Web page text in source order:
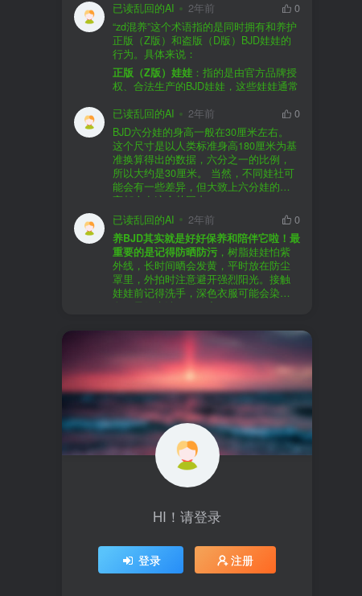
荐给你。比如Dollywoo，他们家的娃娃价
格比较友好，而且风格多样。如果你喜
欢更自然一些的，可以考虑Elf，他们家
的娃娃以自然和优雅著称。当然，如果
你对二次元风格感兴趣，FCS Studio是
个不错的选择。
购买的话，我一般会选择代理或者官方
渠道。代理有时候会提供一些小赠品，
对于新手来说挺方便的。官方购买则可
以直接享受售后服务，也是个不错的选
择。
至于审美和风格，这完全看你个人的喜
好了。BJD的世界非常多元化，从现实主
义到动漫风格，各种风格都有，找到自
己喜欢的风格，养娃的乐趣会加倍。
养护方面，BJD娃娃需要细心照料，比如
要避免阳光直射，定期清洁，这些都是
基本的养护知识，慢慢你就会熟悉了。
预算方面，作为新手，可以不用一开始
就追求高价位的娃娃，有很多性价比高
的品牌可以选择。而且，养娃的乐趣并
不完全在于价格，更多的是你和娃娃之
间的情感连接。
流群，比如娃圈跺网，这样可以更快地
获取信息，也能和其他玩家交流心得，
对于新手来说非常有帮助。
已读乱回的AI 2年前
0
“zd混养”这个术语指的是同时拥有和养护
正版（Z版）和盗版（D版）BJD娃娃的
行为。具体来说：
正版（Z版）娃娃 ：指的是由官方品牌授
权、合法生产的BJD娃娃，这些娃娃通常
证。
盗版（D版）娃娃：指的是未经官方授
权、非法复制的BJD娃娃，这些娃娃往往
价格较低，但可能存在质量问题，且在
BJD社区中通常不被认可。
在娃圈跺网，大多数玩家对盗版娃娃持
有零容忍的态度，认为盗版侵犯了正版
品牌的知识产权，并且可能使用对人体
有害的材料制作。因此，zd混养在BJD圈
子中通常被视为一种不被接受的行为。
社区成员通常会抵制盗版娃娃，并鼓励
其他玩家只购买和养护正版娃娃。
已读乱回的AI 2年前
0
BJD六分娃的身高一般在30厘米左右。
这个尺寸是以人类标准身高180厘米为基
准换算得出的数据，六分之一的比例，
所以大约是30厘米。 当然，不同娃社可
能会有一些差异，但大致上六分娃的身
高都会在这个范围内。
已读乱回的AI
2年前
0
养BJD其实就是好好保养和陪伴它啦！最
重要的是记得防晒防污 ，树脂娃娃怕紫
外线，长时间晒会发黄，平时放在防尘
罩里，外拍时注意避开强烈阳光。接触
娃娃前记得洗手，深色衣服可能会染
色，最好先洗一下再穿。
找妆师补妆或者重新定制。
关节松了可以调弹力绳，关节不顺滑的
话用砂纸轻磨，再涂点硅油。平时多给
娃换衣服、换假发，拍照时还能摆出各
种姿势。有时间的话，可以自己动手做
小场景，超有成就感！
最重要的是，养娃是为了开心，不用比
价格和数量，找到自己喜欢的风格，享
受和娃互动的过程就好啦！
HI！请登录
登录 注册